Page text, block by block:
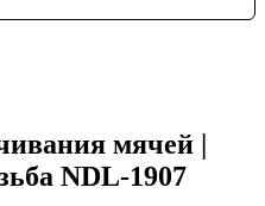
мячей |
NDL-1907